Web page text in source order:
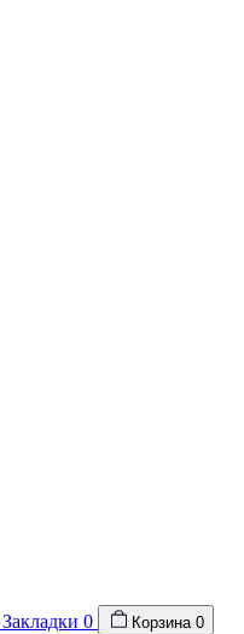
Закладки 0 Корзина 0